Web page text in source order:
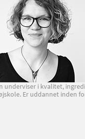
underviser i kvalitet,
Er uddannet inden